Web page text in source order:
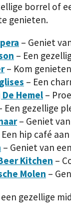
borrel of
genieten.
– Geniet
– Een
– Kom
– Een
Hemel –
Een gezellige
– Geniet
Een hip café
– Geniet van
Kitchen –
Molen –
gezellige